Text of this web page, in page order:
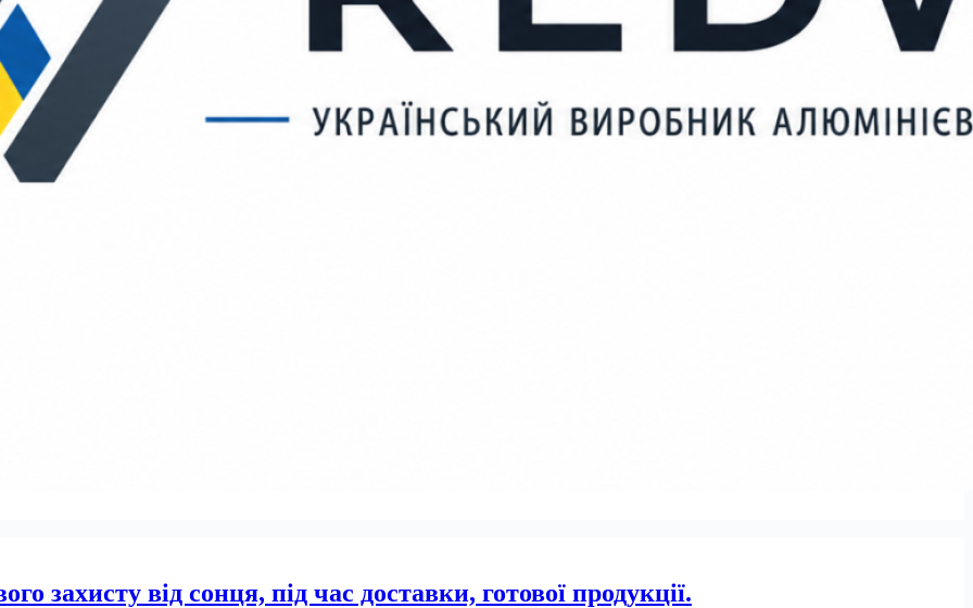
захисту від сонця, під час доставки, готової продукції.